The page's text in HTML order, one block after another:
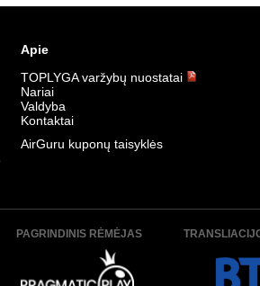
Apie
TOPLYGA varžybų nuostatai
Nariai
Valdyba
Kontaktai
AirGuru kuponų taisyklės
PAGRINDINIS RĖMĖJAS